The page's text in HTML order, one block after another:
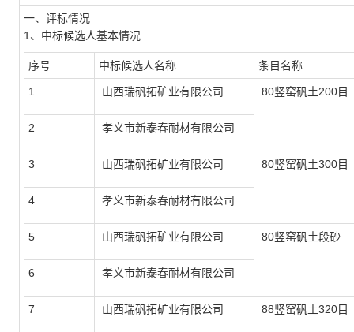
一、评标情况
1、中标候选人基本情况
序号 中标候选人名称 条目名称
1 山西瑞矾拓矿业有限公司 80竖窑矾土200目
2 孝义市新泰春耐材有限公司
3 山西瑞矾拓矿业有限公司 80竖窑矾土300目
4 孝义市新泰春耐材有限公司
5 山西瑞矾拓矿业有限公司 80竖窑矾土段砂
6 孝义市新泰春耐材有限公司
7 山西瑞矾拓矿业有限公司 88竖窑矾土320目